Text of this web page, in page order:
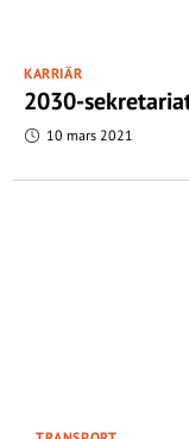
KARRIÄR
2030-
10 mars 2021